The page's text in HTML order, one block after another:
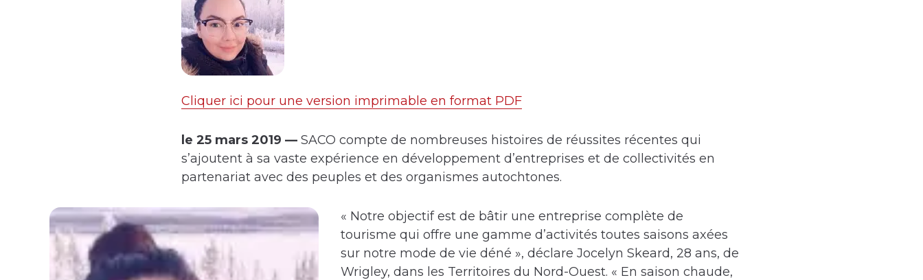
Cliquer ici pour une version imprimable en format PDF
le 25 mars 2019 — SACO compte de nombreuses histoires de réussites récentes qui
s’ajoutent à sa vaste expérience en développement d’entreprises et de collectivités en
partenariat avec des peuples et des organismes autochtones.
« Notre objectif est de bâtir une entreprise complète de
tourisme qui offre une gamme d’activités toutes saisons axées
sur notre mode de vie déné », déclare Jocelyn Skeard, 28 ans, de
Wrigley, dans les Territoires du Nord-Ouest. « En saison chaude,